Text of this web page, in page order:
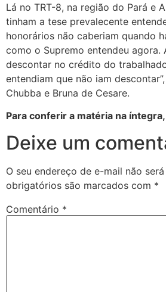
Lá no TRT-8, na região do Pará e
tinham a tese prevalecente
honorários não caberiam quando
como o Supremo entendeu agora.
descontar no crédito do
entendiam que não iam
Chubba e Bruna de Cesare.
Para conferir a matéria na íntegra,
Deixe um
O seu endereço de e-mail não
obrigatórios são marcados com *
Comentário *